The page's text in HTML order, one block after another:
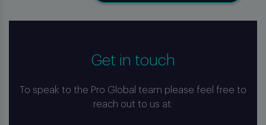
Get in touch
To speak to the Pro Global team please feel free to
reach out to us at: